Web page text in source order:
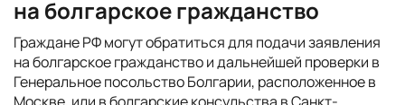
на болгарское гражданство
Граждане РФ могут обратиться для подачи заявления
на болгарское гражданство и дальнейшей проверки в
Генеральное посольство Болгарии, расположенное в